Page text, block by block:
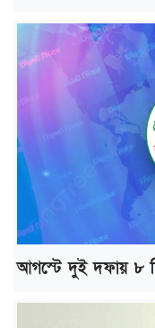
আগস্টে দুই দফায় ৮